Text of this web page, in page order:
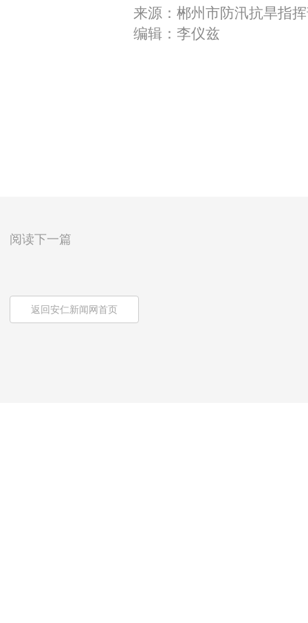
来源：郴州市防汛抗旱指
编辑：李仪兹
阅读下一篇
返回安仁新闻网首页